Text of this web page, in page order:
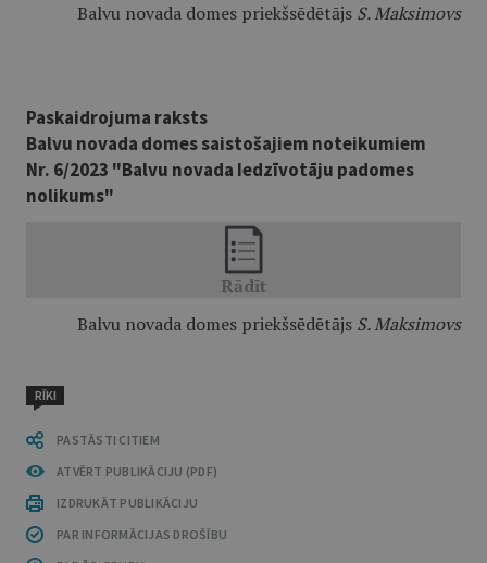
Balvu novada domes priekšsēdētājs S. Maksimovs
Paskaidrojuma raksts
Balvu novada domes saistošajiem noteikumiem
Nr. 6/2023 "Balvu novada Iedzīvotāju padomes
nolikums"
Balvu novada domes priekšsēdētājs S. Maksimovs
RĪKI
PASTĀSTI CITIEM
ATVĒRT PUBLIKĀCIJU (PDF)
IZDRUKĀT PUBLIKĀCIJU
PAR INFORMĀCIJAS DROŠĪBU